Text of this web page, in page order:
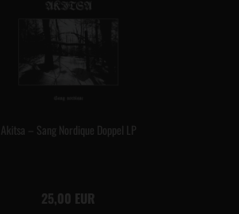
Akitsa – Sang Nordique Doppel LP
25,00 EUR